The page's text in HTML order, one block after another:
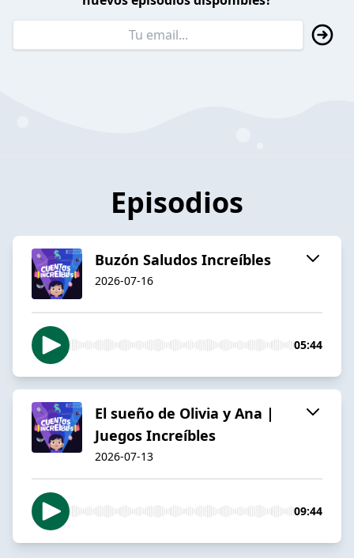
Episodios
Buzón Saludos Increíbles
2026-07-16
05:44
El sueño de Olivia y Ana |
Juegos Increíbles
2026-07-13
09:44